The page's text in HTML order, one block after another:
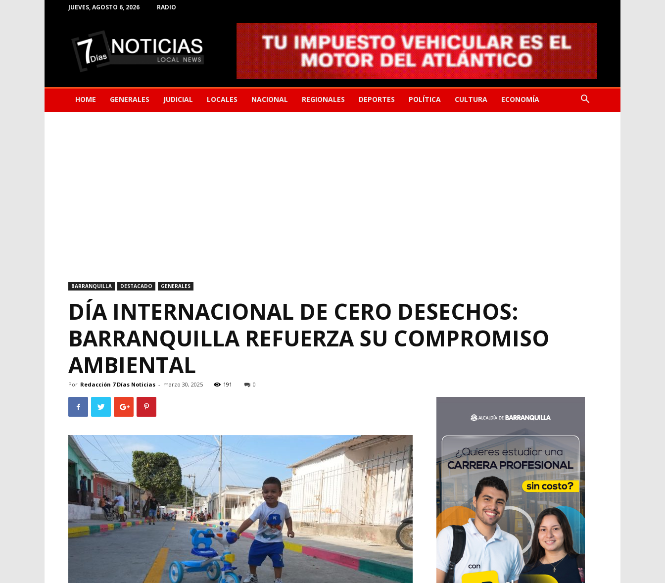
JUEVES, AGOSTO 6, 2026 RADIO
Noticias
de
Barranquilla
HOME GENERALES JUDICIAL LOCALES NACIONAL REGIONALES DEPORTES POLÍTICA CULTURA ECONOMÍA
BARRANQUILLA DESTACADO GENERALES
DÍA INTERNACIONAL DE CERO DESECHOS:
BARRANQUILLA REFUERZA SU COMPROMISO
AMBIENTAL
Por Redacción 7 Días Noticias - marzo 30, 2025 191 0